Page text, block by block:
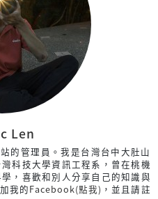
Len
的管理員。我是台灣台中大肚山
科技大學資訊工程系，曾在桃機
，喜歡和別人分享自己的知識與
我的Facebook(點我) ，並且請註